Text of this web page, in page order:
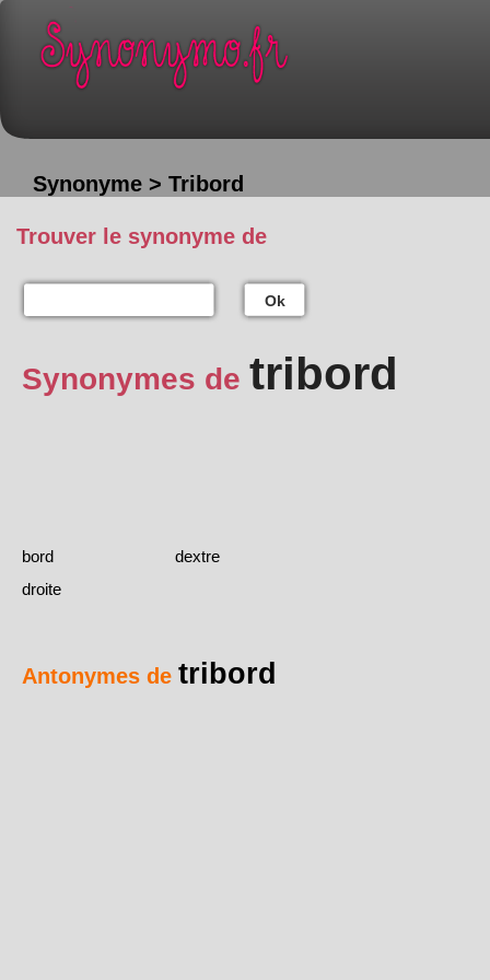
Synonyme > Tribord
Trouver le synonyme de
Ok
Synonymes de tribord
bord
dextre
droite
Antonymes de tribord